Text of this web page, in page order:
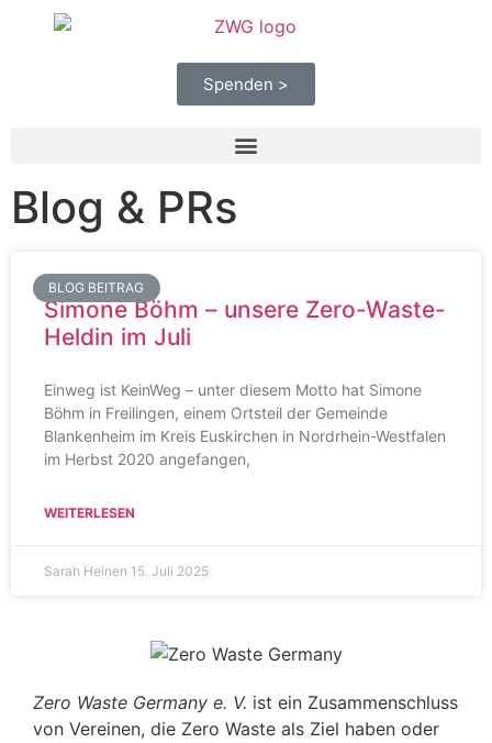
Spenden >
Blog & PRs
BLOG BEITRAG
Simone Böhm – unsere Zero-Waste-
Heldin im Juli
Einweg ist KeinWeg – unter diesem Motto hat Simone
Böhm in Freilingen, einem Ortsteil der Gemeinde
Blankenheim im Kreis Euskirchen in Nordrhein-Westfalen
im Herbst 2020 angefangen,
WEITERLESEN
Sarah Heinen 15. Juli 2025
Zero Waste Germany e. V. ist ein Zusammenschluss
von Vereinen, die Zero Waste als Ziel haben oder